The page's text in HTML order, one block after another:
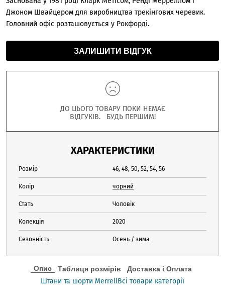
Джоном Швайцером для виробництва трекінгових черевик.
Головний офіс розташовується у Рокфорді.
ЗАЛИШИТИ ВІДГУК
ДО ЦЬОГО ТОВАРУ ПОКИ НЕМАЄ
ВІДГУКІВ. БУДЬ ПЕРШИМ!
ХАРАКТЕРИСТИКИ
Розмір 46, 48, 50, 52, 54, 56
Колір чорний
Стать Чоловік
Колекція 2020
Сезонність Осень / зима
Опис Таблиця розмірів Доставка і Оплата
Штани та шорти MerrellВсі товари категорії